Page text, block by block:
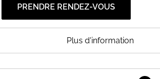
PRENDRE RENDEZ-VOUS
SITE DE RESERVATION EN
Plus d'information